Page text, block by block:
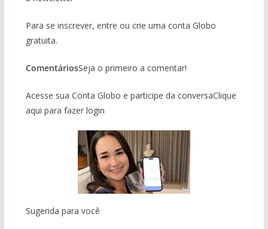
Para se inscrever, entre ou crie uma conta Globo
gratuita.
ComentáriosSeja o primeiro a comentar!
Acesse sua Conta Globo e participe da conversaClique
aqui para fazer login
Sugerida para você